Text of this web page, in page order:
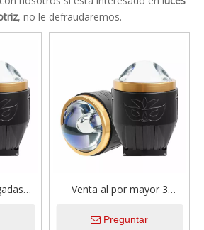
, no le defraudaremos.
Venta al por mayor 3
directo coche Bi láser LED
Preguntar